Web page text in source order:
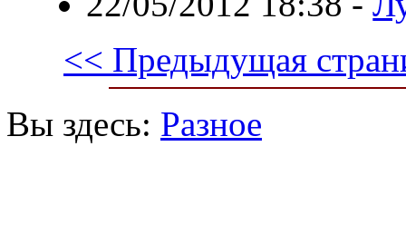
<< Предыдущая
Вы здесь: Разное